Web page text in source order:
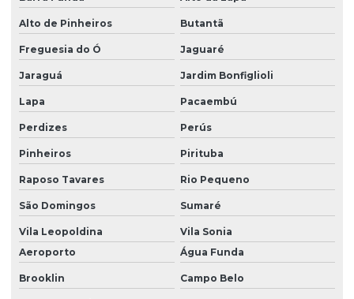
Alto de Pinheiros Butantã
Freguesia do Ó Jaguaré
Jaraguá Jardim Bonfiglioli
Lapa Pacaembú
Perdizes Perús
Pinheiros Pirituba
Raposo Tavares Rio Pequeno
São Domingos Sumaré
Vila Leopoldina
Vila Sonia
Aeroporto
Água Funda
Brooklin Campo Belo